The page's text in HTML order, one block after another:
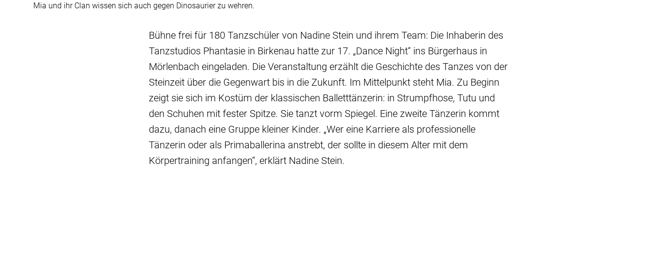
Mia und ihr Clan wissen sich auch gegen Dinosaurier zu wehren.
Bühne frei für 180 Tanzschüler von Nadine Stein und ihrem Team: Die Inhaberin des
Tanzstudios Phantasie in Birkenau hatte zur 17. „Dance Night“ ins Bürgerhaus in
Mörlenbach eingeladen. Die Veranstaltung erzählt die Geschichte des Tanzes von der
Steinzeit über die Gegenwart bis in die Zukunft. Im Mittelpunkt steht Mia. Zu Beginn
zeigt sie sich im Kostüm der klassischen Balletttänzerin: in Strumpfhose, Tutu und
den Schuhen mit fester Spitze. Sie tanzt vorm Spiegel. Eine zweite Tänzerin kommt
dazu, danach eine Gruppe kleiner Kinder. „Wer eine Karriere als professionelle
Tänzerin oder als Primaballerina anstrebt, der sollte in diesem Alter mit dem
Körpertraining anfangen“, erklärt Nadine Stein.